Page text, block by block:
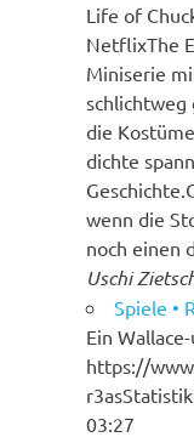
Life of
NetflixThe
Miniserie
schlichtweg
die
dichte
wenn die
noch einen
Uschi
Spiele •
Ein
https://
03:27